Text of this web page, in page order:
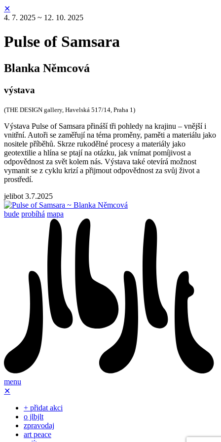
✕
4. 7. 2025 ~ 12. 10. 2025
Pulse of Samsara
Blanka Němcová
výstava
(THE DESIGN gallery, Havelská 517/14, Praha 1)
Výstava Pulse of Samsara přináší tři pohledy na krajinu – vnější i
vnitřní. Autoři se zaměřují na téma proměny, paměti a materiálu jako
nositele příběhů. Skrze rukodělné procesy a materiály jako
geotextilie a hlína se ptají na otázku, jak vnímat pomíjivost a
odpovědnost za svět kolem nás. Výstava také otevírá možnost
vymanit se z cyklu krizí a přijmout odpovědnost za svůj život a
prostředí.
jelibot 3.7.2025
bude probíhá mapa
menu
✕
+ přidat akci
o jlbjlt
zpravodaj
art peace